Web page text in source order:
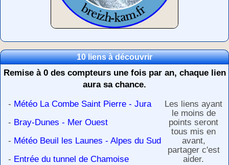
10 liens à découvrir
Remise à 0 des compteurs une fois par an, chaque lien
aura sa chance.
- Météo La Combe Saint Pierre - Jura
- Bray-Dunes - Mer Ouest
- Météo Beuil les Launes - Alpes du Sud
- Entrée du tunnel de Chamoise
Les liens ayant
le moins de
points seront
tous mis en
avant,
partager c'est
aider.